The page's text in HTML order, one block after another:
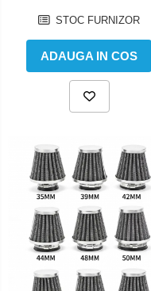
STOC FURNIZOR
ADAUGA IN COS